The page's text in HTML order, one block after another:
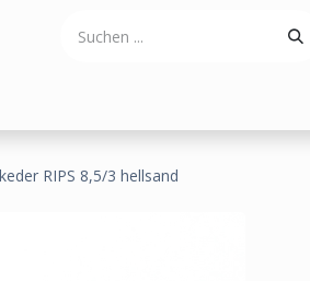
RIPS 8,5/3 hellsand